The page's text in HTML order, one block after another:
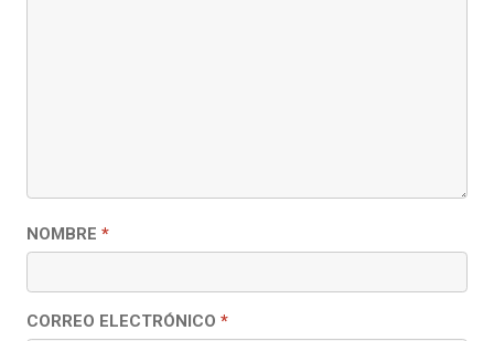
NOMBRE *
CORREO ELECTRÓNICO *